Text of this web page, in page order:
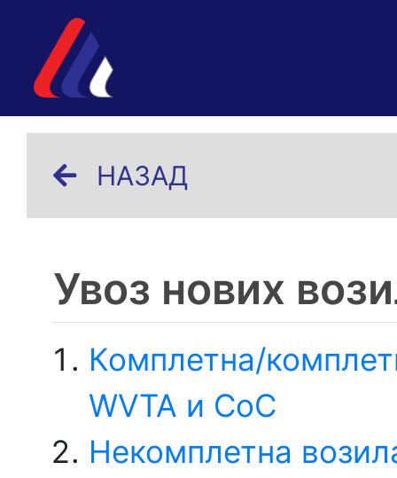
НАЗАД
Увоз нових
Комплетна/
WVTA и СоС
Некомплетна